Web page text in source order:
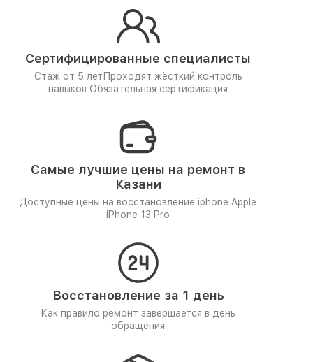
Сертифицированные специалисты
Стаж от 5 лет Проходят жёсткий контроль
навыков Обязательная сертификация
Самые лучшие цены на ремонт в
Казани
Доступные цены на восстановление iphone Apple
iPhone 13 Pro
Восстановление за 1 день
Как правило ремонт завершается в день
обращения